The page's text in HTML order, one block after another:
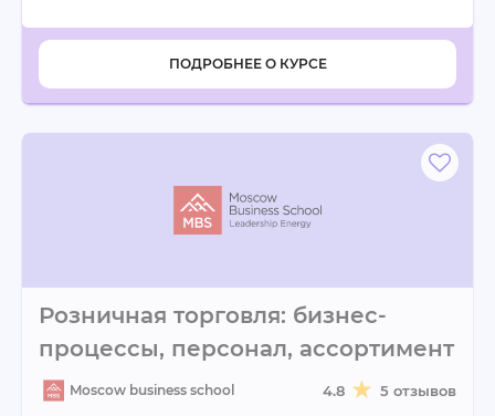
ПОДРОБНЕЕ О КУРСЕ
Розничная торговля: бизнес-
процессы, персонал, ассортимент
Moscow business school 4.8 5 отзывов